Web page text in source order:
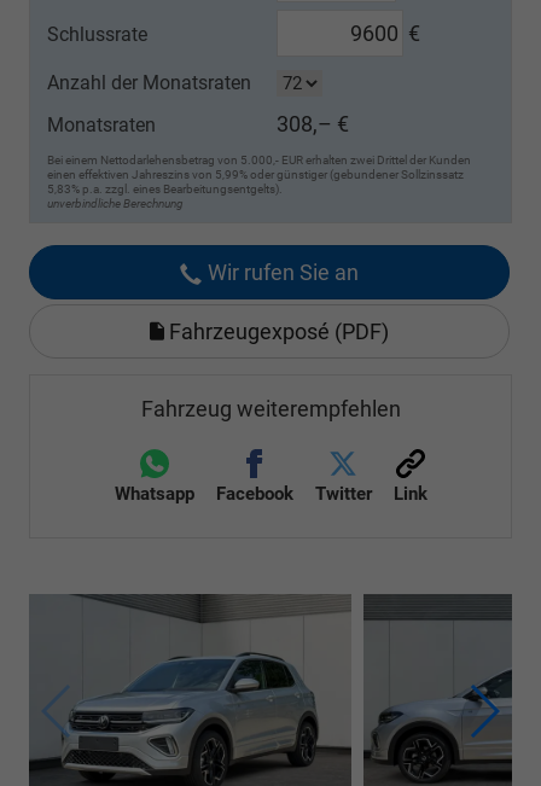
Schlussrate €
Anzahl der Monatsraten
Monatsraten
308,– €
Bei einem Nettodarlehensbetrag von 5.000,- EUR erhalten zwei Drittel der Kunden
einen effektiven Jahreszins von 5,99% oder günstiger (gebundener Sollzinssatz
5,83% p.a. zzgl. eines Bearbeitungsentgelts).
unverbindliche Berechnung
Wir rufen Sie an
Fahrzeugexposé (PDF)
Fahrzeug weiterempfehlen
Whatsapp Facebook Twitter Link